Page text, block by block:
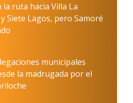
la ruta hacia Villa La
Siete Lagos, pero Samoré
municipales
la madrugada por el